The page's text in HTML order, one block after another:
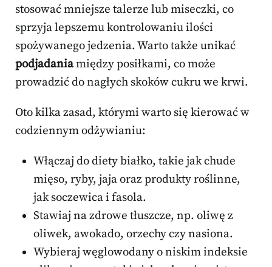
stosować mniejsze talerze lub miseczki, co
sprzyja lepszemu kontrolowaniu ilości
spożywanego jedzenia. Warto także unikać
podjadaniamiędzy posiłkami, co może
prowadzić do nagłych skoków cukru we krwi.
Oto kilka zasad, którymi warto się kierować w
codziennym odżywianiu:
Włączaj do diety białko, takie jak chude
mięso, ryby, jaja oraz produkty roślinne,
jak soczewica i fasola.
Stawiaj na zdrowe tłuszcze, np. oliwę z
oliwek, awokado, orzechy czy nasiona.
Wybieraj węglowodany o niskim indeksie